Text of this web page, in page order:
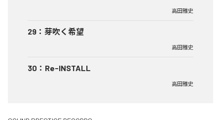
高田雅史
29 ： 芽吹く希望
高田雅史
30 ： Re-INSTALL
高田雅史